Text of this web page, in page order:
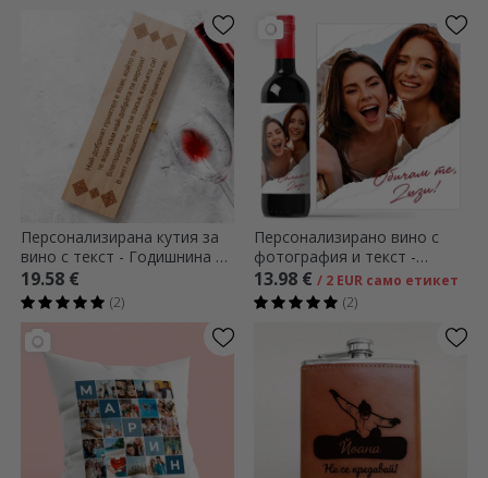
Персонализирана кутия за
вино с текст - Годишнина от
приятелството
19.58 €
(2)
Персонализирано вино с
фотография и текст -
Разкъсана хартия
13.98 € / 2 EUR само етикет
(2)